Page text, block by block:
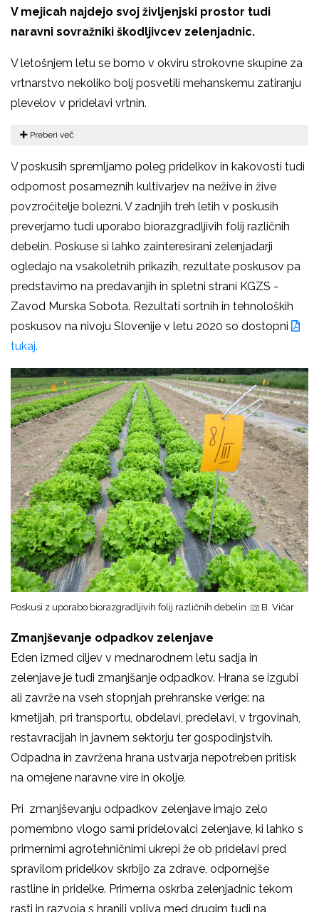
V mejicah najdejo svoj življenjski prostor tudi
naravni sovražniki škodljivcev zelenjadnic.
V letošnjem letu se bomo v okviru strokovne skupine za
vrtnarstvo nekoliko bolj posvetili mehanskemu zatiranju
plevelov v pridelavi vrtnin.
Preberi več
V poskusih spremljamo poleg pridelkov in kakovosti tudi
odpornost posameznih kultivarjev na nežive in žive
povzročitelje bolezni. V zadnjih treh letih v poskusih
preverjamo tudi uporabo biorazgradljivih folij različnih
debelin. Poskuse si lahko zainteresirani zelenjadarji
ogledajo na vsakoletnih prikazih, rezultate poskusov pa
predstavimo na predavanjih in spletni strani KGZS -
Zavod Murska Sobota. Rezultati sortnih in tehnoloških
poskusov na nivoju Slovenije v letu 2020 so dostopni
tukaj.
Poskusi z uporabo biorazgradljivih folij različnih debelin B. Vičar
Zmanjševanje odpadkov zelenjave
Eden izmed ciljev v mednarodnem letu sadja in
zelenjave je tudi zmanjšanje odpadkov. Hrana se izgubi
ali zavrže na vseh stopnjah prehranske verige: na
kmetijah, pri transportu, obdelavi, predelavi, v trgovinah,
restavracijah in javnem sektorju ter gospodinjstvih.
Odpadna in zavržena hrana ustvarja nepotreben pritisk
na omejene naravne vire in okolje.
Pri zmanjševanju odpadkov zelenjave imajo zelo
pomembno vlogo sami pridelovalci zelenjave, ki lahko s
primernimi agrotehničnimi ukrepi že ob pridelavi pred
spravilom pridelkov skrbijo za zdrave, odpornejše
rastline in pridelke. Primerna oskrba zelenjadnic tekom
rasti in razvoja s hranili vpliva med drugim tudi na